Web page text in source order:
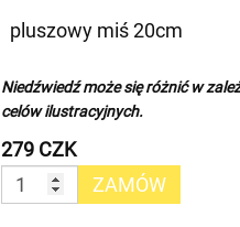
pluszowy miś 20cm
Niedźwiedź może się różnić w
celów ilustracyjnych.
279 CZK
ZAMÓW